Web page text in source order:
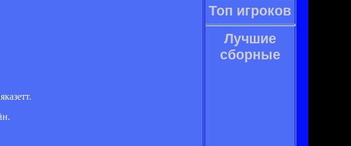
Топ игроков
Лучшие
сборные